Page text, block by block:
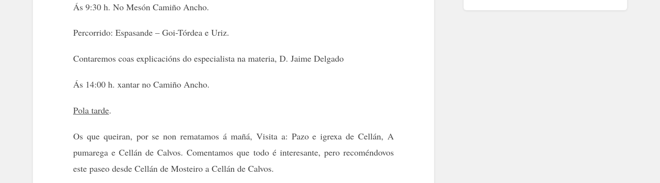
Ás 9:30 h. No Mesón Camiño Ancho.
Percorrido: Espasande – Goi-Tórdea e Uriz.
Contaremos coas explicacións do especialista na materia, D. Jaime Delgado
Ás 14:00 h. xantar no Camiño Ancho.
Pola tarde.
Os que queiran, por se non rematamos á mañá, Visita a: Pazo e igrexa de Cellán, A
pumarega e Cellán de Calvos. Comentamos que todo é interesante, pero recoméndovos
este paseo desde Cellán de Mosteiro a Cellán de Calvos.